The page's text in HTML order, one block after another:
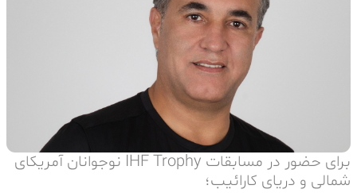
برای حضور در مسابقات IHF Trophy نوجوانان آمریکای
شمالی و دریای کارائیب؛